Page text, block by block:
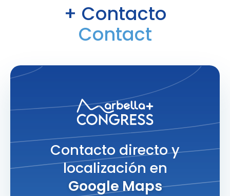
+ Contacto
Contact
Contacto directo y
localización en
Google Maps